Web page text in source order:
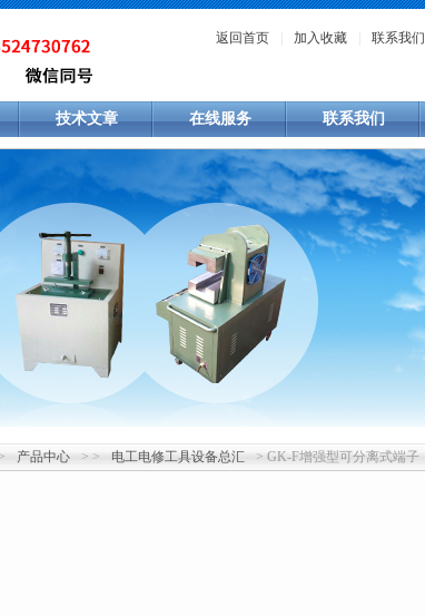
返回首页 加入收藏 联系我们
技术文章 在线服务 联系我们
产品中心 > > 电工电修工具设备总汇 > GK-F增强型可分离式端子